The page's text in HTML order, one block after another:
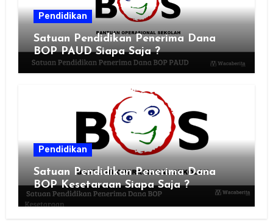
Pendidikan
Satuan Pendidikan Penerima Dana
BOP PAUD Siapa Saja ?
Pendidikan
Satuan Pendidikan Penerima Dana
BOP Kesetaraan Siapa Saja ?